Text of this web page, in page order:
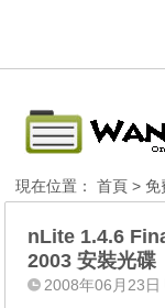
現在位置：首頁 >免
nLite 1.4.6
2003 安裝光碟
2008年06月23日